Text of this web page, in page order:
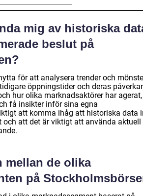
mig av historiska
beslut på
för att analysera trender och
öppningstider och deras
hur olika marknadsaktörer har
få insikter inför sina egna
att komma ihåg att historiska data
att det är viktigt att använda aktuell
mellan de olika
på